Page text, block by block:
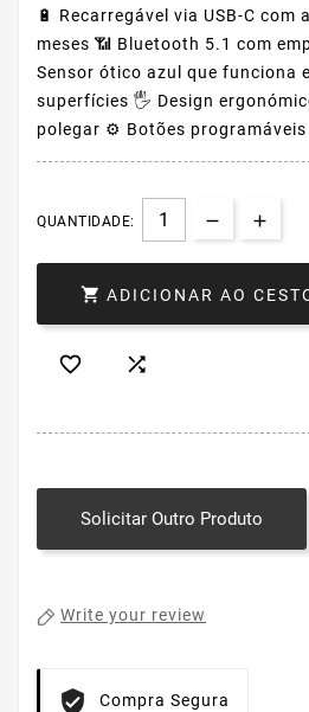
🔋 Recarregável via USB-C com
meses 📶 Bluetooth 5.1 com
Sensor ótico azul que funciona
superfícies 🖐️ Design
polegar ⚙️ Botões
QUANTIDADE:
 ADICIONAR AO
 
Solicitar Outro Produto
Write your review
Compra Segura